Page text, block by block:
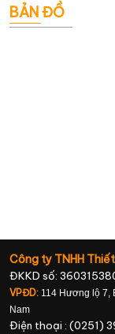
BẢN ĐỒ
Công ty TNHH
ĐKKD số:
VPĐD: 114 Hương lộ 7,
Nam
Điện thoại : (0251)